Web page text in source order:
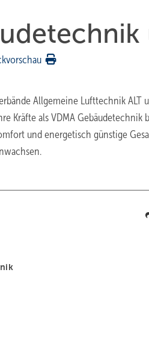
Allgemeine Lufttechnik
Kräfte als VDMA
und energetisch günstige